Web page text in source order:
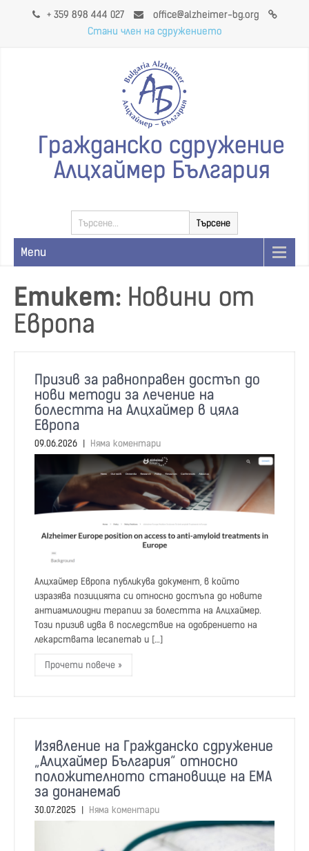
+ 359 898 444 027
office@alzheimer-bg.org
Стани член на сдружението
Гражданско сдружение
Алцхаймер България
Menu
Етикет: Новини от
Европа
Призив за равноправен достъп до
нови методи за лечение на
болестта на Алцхаймер в цяла
Европа
09.06.2026 Няма коментари
Алцхаймер Европа публикува документ, в който
изразява позицията си относно достъпа до новите
антиамилоидни терапии за болестта на Алцхаймер.
Този призив идва в последствие на одобрението на
лекарствата lecanemab и […]
Прочети повече »
Изявление на Гражданско сдружение
„Алцхаймер България“ относно
положителното становище на EMA
за донанемаб
30.07.2025 | Няма коментари